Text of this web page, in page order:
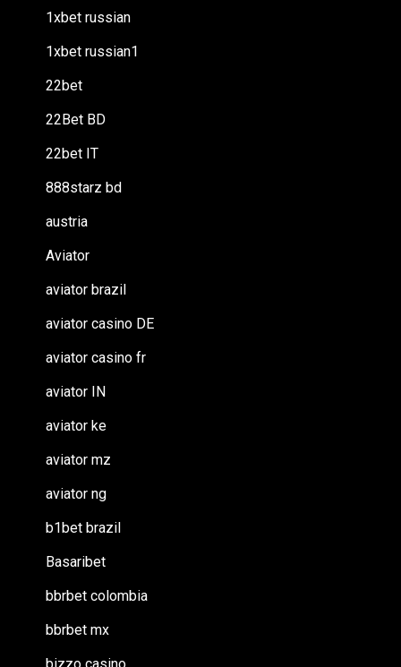
1xbet russian
1xbet russian1
22bet
22Bet BD
22bet IT
888starz bd
austria
Aviator
aviator brazil
aviator casino DE
aviator casino fr
aviator IN
aviator ke
aviator mz
aviator ng
b1bet brazil
Basaribet
bbrbet colombia
bbrbet mx